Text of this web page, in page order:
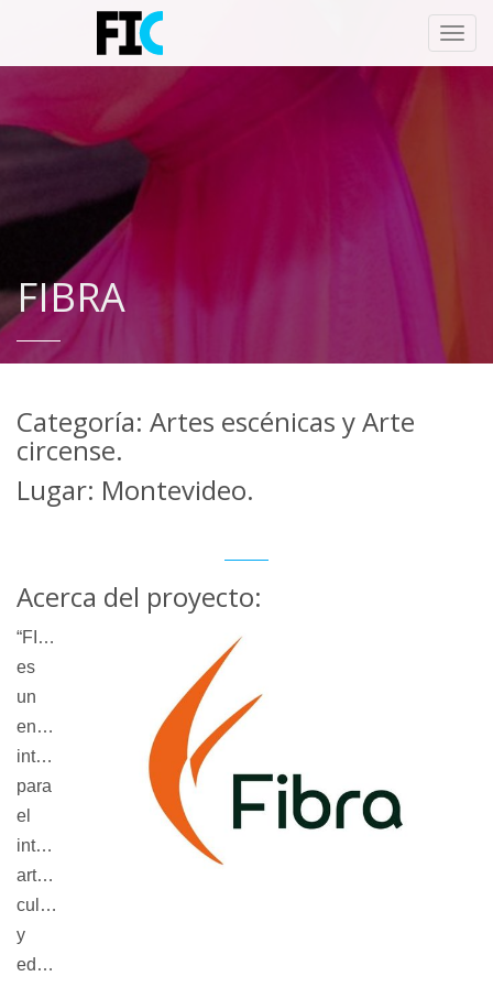
FIBRA
Categoría: Artes escénicas y Arte
circense.
Lugar: Montevideo.
Acerca del proyecto:
“FIBRA”
es
un
encuentro
internacional
para
el
intercambio
artístico,
cultural
y
educativo